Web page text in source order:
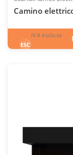
Camino
ESC
IVA esclusa
450€